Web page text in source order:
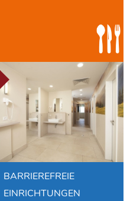
BARRIEREFREIE
EINRICHTUNGEN